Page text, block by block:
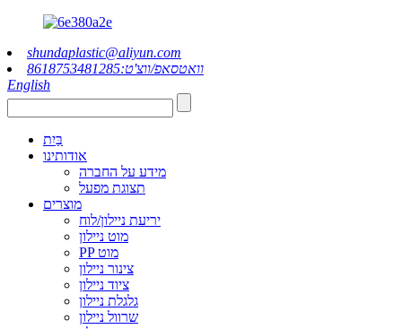
shundaplastic@aliyun.com
וואטסאפ/ווצ'ט:8618753481285
English
בַּיִת
אודותינו
מידע על החברה
תצוגת מפעל
מוצרים
יריעת ניילון/לוח
מוט ניילון
PP מוט
צינור ניילון
ציוד ניילון
גלגלת ניילון
שרוול ניילון